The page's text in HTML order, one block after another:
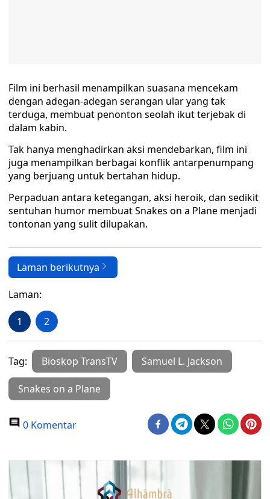
Film ini berhasil menampilkan suasana mencekam
dengan adegan-adegan serangan ular yang tak
terduga, membuat penonton seolah ikut terjebak di
dalam kabin.
Tak hanya menghadirkan aksi mendebarkan, film ini
juga menampilkan berbagai konflik antarpenumpang
yang berjuang untuk bertahan hidup.
Perpaduan antara ketegangan, aksi heroik, dan sedikit
sentuhan humor membuat Snakes on a Plane menjadi
tontonan yang sulit dilupakan.
Laman berikutnya
Laman:
1 2
Tag: Bioskop TransTV Samuel L. Jackson
Snakes on a Plane
0 Komentar